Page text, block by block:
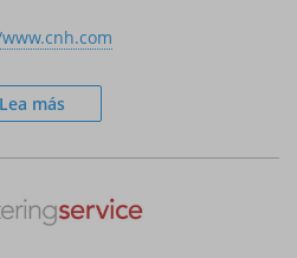
Lea más